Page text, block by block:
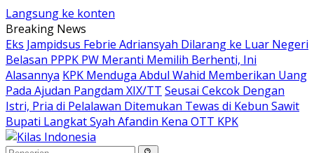
Langsung ke konten
Breaking News
Eks Jampidsus Febrie Adriansyah Dilarang ke Luar Negeri
Belasan PPPK PW Meranti Memilih Berhenti, Ini
Alasannya KPK Menduga Abdul Wahid Memberikan Uang
Pada Ajudan Pangdam XIX/TT Seusai Cekcok Dengan
Istri, Pria di Pelalawan Ditemukan Tewas di Kebun Sawit
Bupati Langkat Syah Afandin Kena OTT KPK